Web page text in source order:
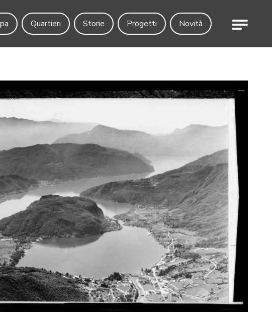
Quartieri Storie Progetti Novità Menu